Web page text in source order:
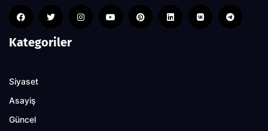
Kategoriler
Siyaset
Asayiş
Güncel